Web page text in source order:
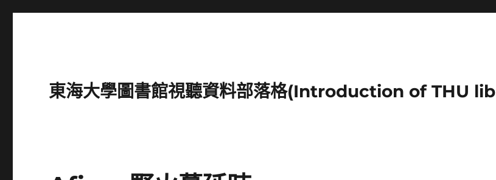
東海大學圖書館視聽資料部落格(Introduction of THU